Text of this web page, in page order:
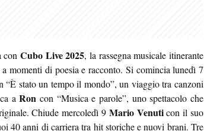
conCubo Live 2025, la rassegna musicale itinerante
momenti di poesia e racconto. Si comincia lunedì 7
“È stato un tempo il mondo”, un viaggio tra canzoni
aRon con “Musica e parole”, uno spettacolo che
Chiude mercoledì 9 Mario Venuticon il suo
40 anni di carriera tra hit storiche e nuovi brani. Tre